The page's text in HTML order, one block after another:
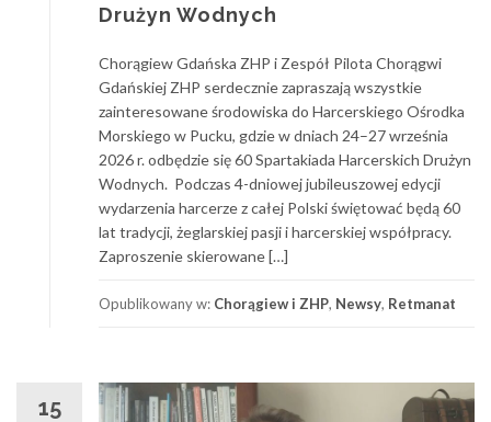
Drużyn Wodnych
Chorągiew Gdańska ZHP i Zespół Pilota Chorągwi
Gdańskiej ZHP serdecznie zapraszają wszystkie
zainteresowane środowiska do Harcerskiego Ośrodka
Morskiego w Pucku, gdzie w dniach 24–27 września
2026 r. odbędzie się 60 Spartakiada Harcerskich Drużyn
Wodnych. Podczas 4-dniowej jubileuszowej edycji
wydarzenia harcerze z całej Polski świętować będą 60
lat tradycji, żeglarskiej pasji i harcerskiej współpracy.
Zaproszenie skierowane […]
Opublikowany w: Chorągiew i ZHP, Newsy, Retmanat
15